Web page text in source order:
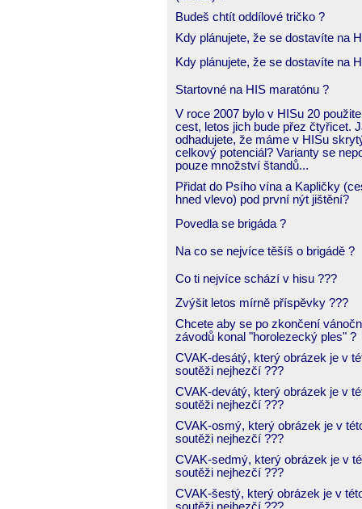
Budeš chtít oddílové tričko ?
Kdy plánujete, že se dostavíte na
Kdy plánujete, že se dostavíte na
Startovné na HIS maratónu ?
V roce 2007 bylo v HISu 20
cest, letos jich bude přez čtyřicet.
odhadujete, že máme v HISu
celkový potenciál? Varianty se
pouze množství štandů...
Přidat do Psího vína a Kapličky
hned vlevo) pod první nýt jištění?
Povedla se brigáda ?
Na co se nejvíce těšíš o brigádě ?
Co ti nejvíce schází v hisu ???
Zvýšit letos mírně příspěvky ???
Chcete aby se po zkončení
závodů konal "horolezecký ples" ?
CVAK-desátý, který obrázek je v
soutěži nejhezčí ???
CVAK-devátý, který obrázek je v
soutěži nejhezčí ???
CVAK-osmý, který obrázek je v
soutěži nejhezčí ???
CVAK-sedmý, který obrázek je v
soutěži nejhezčí ???
CVAK-šestý, který obrázek je v